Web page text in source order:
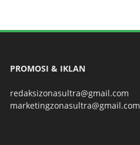
PROMOSI & IKLAN
redaksizonasultra@gmail.com
marketingzonasultra@gmail.com